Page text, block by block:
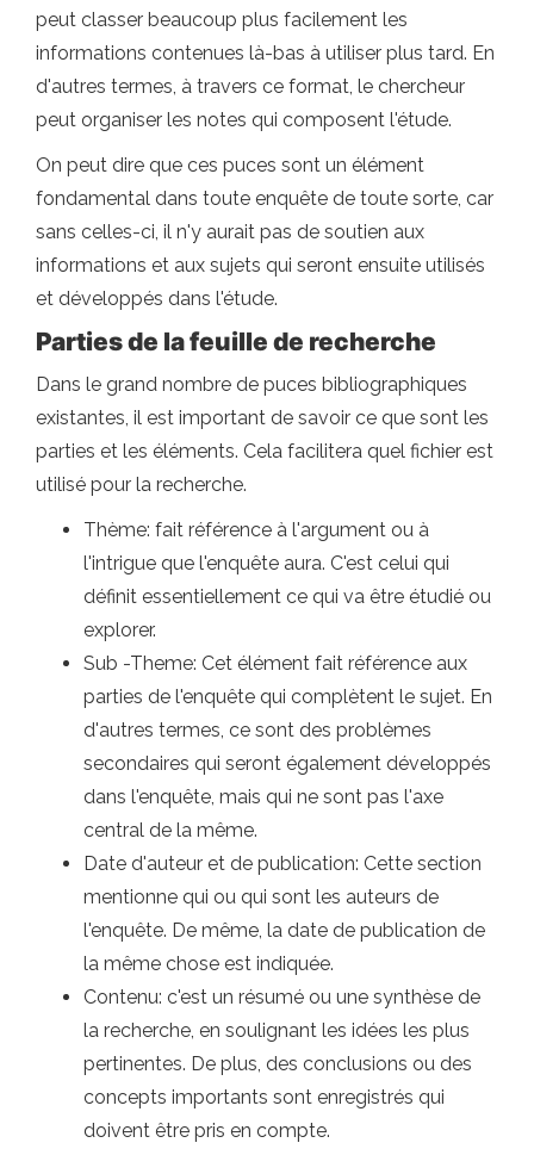
peut classer beaucoup plus facilement les
informations contenues là-bas à utiliser plus tard. En
d'autres termes, à travers ce format, le chercheur
peut organiser les notes qui composent l'étude.
On peut dire que ces puces sont un élément
fondamental dans toute enquête de toute sorte, car
sans celles-ci, il n'y aurait pas de soutien aux
informations et aux sujets qui seront ensuite utilisés
et développés dans l'étude.
Parties de la feuille de recherche
Dans le grand nombre de puces bibliographiques
existantes, il est important de savoir ce que sont les
parties et les éléments. Cela facilitera quel fichier est
utilisé pour la recherche.
Thème: fait référence à l'argument ou à
l'intrigue que l'enquête aura. C'est celui qui
définit essentiellement ce qui va être étudié ou
explorer.
Sub -Theme: Cet élément fait référence aux
parties de l'enquête qui complètent le sujet. En
d'autres termes, ce sont des problèmes
secondaires qui seront également développés
dans l'enquête, mais qui ne sont pas l'axe
central de la même.
Date d'auteur et de publication: Cette section
mentionne qui ou qui sont les auteurs de
l'enquête. De même, la date de publication de
la même chose est indiquée.
Contenu: c'est un résumé ou une synthèse de
la recherche, en soulignant les idées les plus
pertinentes. De plus, des conclusions ou des
concepts importants sont enregistrés qui
doivent être pris en compte.